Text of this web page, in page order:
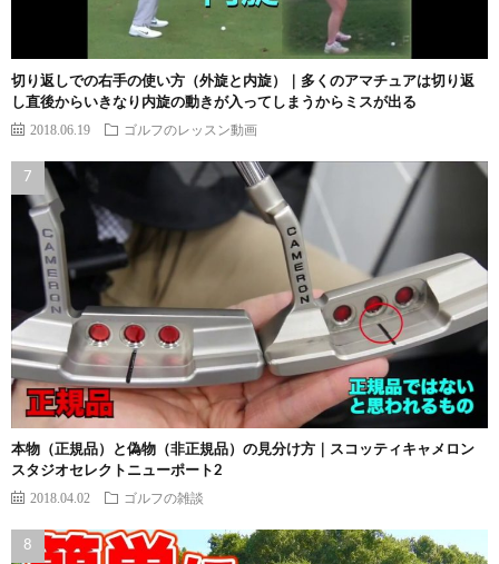
切り返しでの右手の使い方（外旋と内旋）｜多くのアマチュアは切り返
し直後からいきなり内旋の動きが入ってしまうからミスが出る
2018.06.19 ゴルフのレッスン動画
本物（正規品）と偽物（非正規品）の見分け方｜スコッティキャメロン
スタジオセレクトニューポート2
2018.04.02 ゴルフの雑談